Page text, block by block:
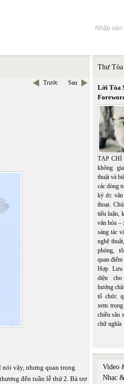
Trước Sau
nói vậy, nhưng quan trọng
đến tuần lễ thứ 2. Bà trợ
Thư Tòa
Lời Tòa
TẠP CHÍ
không
thuật và
các dòng
ký ức văn
thoại.
tiểu luận,
văn hóa –
sáng tác
nghệ
phóng,
quan
Hợp Lưu
diện
hướng
tổ chức
xem
chiều sâu
chữ nghĩa
Video
Nhạc